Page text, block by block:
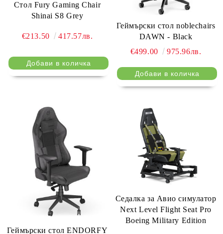
Стол Fury Gaming Chair
Shinai S8 Grey
€213.50 417.57лв.
Геймърски стол noblechairs
DAWN - Black
€499.00
975.96лв.
Геймърски стол ENDORFY
Седалка за Авио симулатор
Next Level Flight Seat Pro
Boeing Military Edition